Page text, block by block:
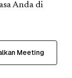
Anda di
Meeting